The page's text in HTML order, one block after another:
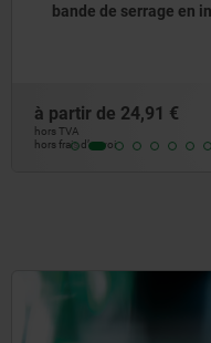
bande de serrage en
à partir de 24,91 €
hors TVA
hors frais d’envoi